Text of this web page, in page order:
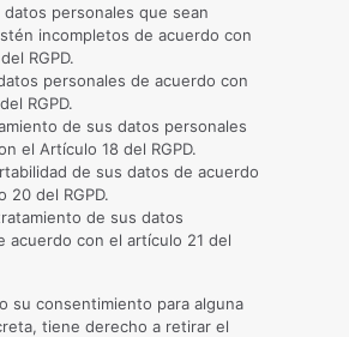
datos personales que sean
incompletos de acuerdo con
RGPD.
personales de acuerdo con
RGPD.
de sus datos personales
el Artículo 18 del RGPD.
de sus datos de acuerdo
20 del RGPD.
de sus datos
acuerdo con el artículo 21 del
su consentimiento para alguna
tiene derecho a retirar el